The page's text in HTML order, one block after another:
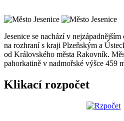
Jesenice se nachází v
na rozhraní s kraji Plzeňským a
od Královského města Rakovník.
pahorkatině v nadmořské výšce 459
Klikací rozpočet